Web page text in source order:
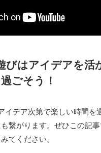
びはアイデアを活
ごそう！
イデア次第で楽しい時間を
繋がります。ぜひこの記
てください。